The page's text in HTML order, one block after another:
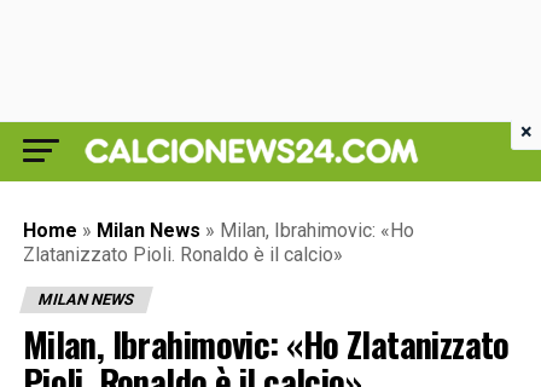
Home » Milan News » Milan, Ibrahimovic: «Ho
Zlatanizzato Pioli. Ronaldo è il calcio»
MILAN NEWS
Milan, Ibrahimovic: «Ho Zlatanizzato
×